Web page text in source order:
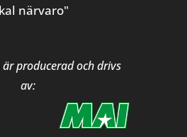
närvaro"
producerad och drivs
av: